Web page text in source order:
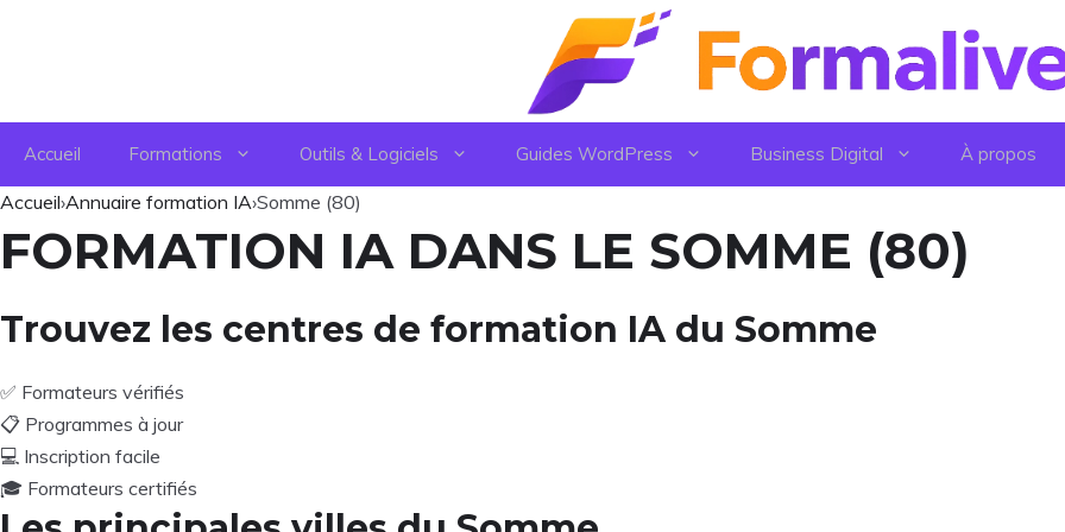
Accueil Formations Outils & Logiciels Guides WordPress Business Digital À propos
Accueil›Annuaire formation IA›Somme (80)
FORMATION IA DANS LE SOMME (80)
Trouvez les centres de formation IA du Somme
✅ Formateurs vérifiés
📋 Programmes à jour
💻 Inscription facile
🎓 Formateurs certifiés